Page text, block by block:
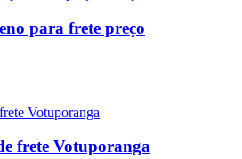
para frete preço
frete Votuporanga